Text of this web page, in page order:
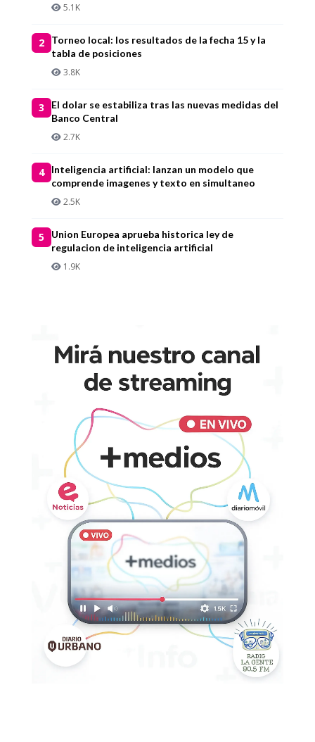
5.1K
2
Torneo local: los resultados de la fecha 15 y la
tabla de posiciones
3.8K
3
El dolar se estabiliza tras las nuevas medidas del
Banco Central
2.7K
4
Inteligencia artificial: lanzan un modelo que
comprende imagenes y texto en simultaneo
2.5K
5
Union Europea aprueba historica ley de
regulacion de inteligencia artificial
1.9K